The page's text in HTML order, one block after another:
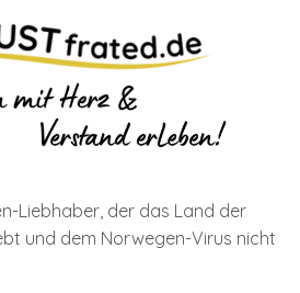
Liebhaber, der das Land der
und dem Norwegen-Virus nicht